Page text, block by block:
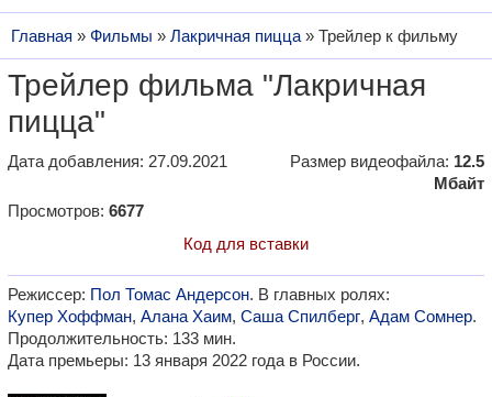
Главная » Фильмы » Лакричная пицца » Трейлер к фильму
Трейлер фильма "Лакричная
пицца"
Дата добавления: 27.09.2021 Размер видеофайла: 12.5
Мбайт
Просмотров: 6677
Код для вставки
Режиссер: Пол Томас Андерсон. В главных ролях:
Купер Хоффман, Алана Хаим, Саша Спилберг, Адам Сомнер.
Продолжительность: 133 мин.
Дата премьеры: 13 января 2022 года в России.